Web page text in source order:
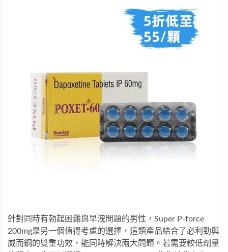
針對同時有勃起困難與早洩問題的男性， Super P-force
200mg是另一個值得考慮的選擇，這類產品結合了必利勁與
威而鋼的雙重功效，能同時解決兩大問題。若需要較低劑量